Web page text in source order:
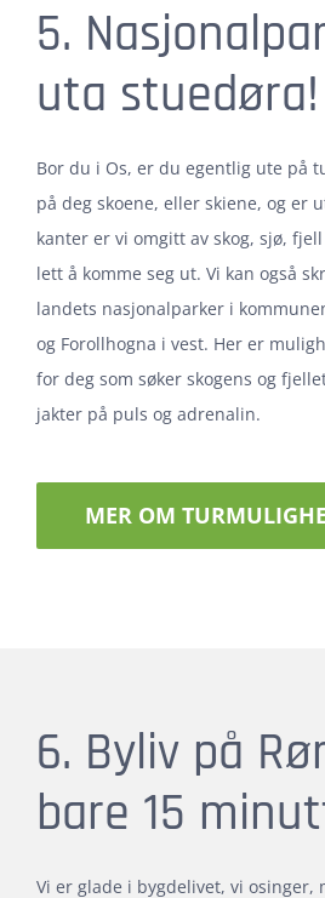
5.
uta stuedøra!
Bor du i Os, er du egentlig ute på
på deg skoene, eller skiene, og er
kanter er vi omgitt av skog, sjø,
lett å komme seg ut. Vi kan også
landets nasjonalparker i
og Forollhogna i vest. Her er
for deg som søker skogens og
jakter på puls og adrenalin.
MER OM
6. Byliv på
bare 15
Vi er glade i bygdelivet, vi osinger,